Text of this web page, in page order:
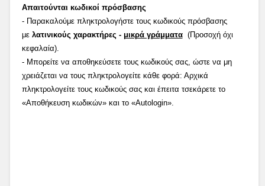
Απαιτούνται κωδικοί πρόσβασης
- Παρακαλούμε πληκτρολογήστε τους κωδικούς πρόσβασης
με λατινικούς χαρακτήρες - μικρά γράμματα(Προσοχή όχι
κεφαλαία).
- Μπορείτε να αποθηκεύσετε τους κωδικούς σας, ώστε να μη
χρειάζεται να τους πληκτρολογείτε κάθε φορά: Αρχικά
πληκτρολογείτε τους κωδικούς σας και έπειτα τσεκάρετε το
«Αποθήκευση κωδικών» και το «Autologin».